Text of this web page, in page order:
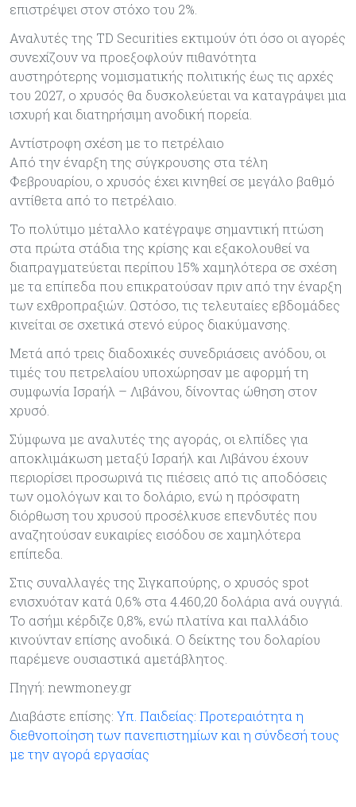
επιστρέψει στον στόχο του 2%.
Αναλυτές της TD Securities εκτιμούν ότι όσο οι αγορές
συνεχίζουν να προεξοφλούν πιθανότητα
αυστηρότερης νομισματικής πολιτικής έως τις αρχές
του 2027, ο χρυσός θα δυσκολεύεται να καταγράψει μια
ισχυρή και διατηρήσιμη ανοδική πορεία.
Αντίστροφη σχέση με το πετρέλαιο
Από την έναρξη της σύγκρουσης στα τέλη
Φεβρουαρίου, ο χρυσός έχει κινηθεί σε μεγάλο βαθμό
αντίθετα από το πετρέλαιο.
Το πολύτιμο μέταλλο κατέγραψε σημαντική πτώση
στα πρώτα στάδια της κρίσης και εξακολουθεί να
διαπραγματεύεται περίπου 15% χαμηλότερα σε σχέση
με τα επίπεδα που επικρατούσαν πριν από την έναρξη
των εχθροπραξιών. Ωστόσο, τις τελευταίες εβδομάδες
κινείται σε σχετικά στενό εύρος διακύμανσης.
Μετά από τρεις διαδοχικές συνεδριάσεις ανόδου, οι
τιμές του πετρελαίου υποχώρησαν με αφορμή τη
συμφωνία Ισραήλ – Λιβάνου, δίνοντας ώθηση στον
χρυσό.
Σύμφωνα με αναλυτές της αγοράς, οι ελπίδες για
αποκλιμάκωση μεταξύ Ισραήλ και Λιβάνου έχουν
περιορίσει προσωρινά τις πιέσεις από τις αποδόσεις
των ομολόγων και το δολάριο, ενώ η πρόσφατη
διόρθωση του χρυσού προσέλκυσε επενδυτές που
αναζητούσαν ευκαιρίες εισόδου σε χαμηλότερα
επίπεδα.
Στις συναλλαγές της Σιγκαπούρης, ο χρυσός spot
ενισχυόταν κατά 0,6% στα 4.460,20 δολάρια ανά ουγγιά.
Το ασήμι κέρδιζε 0,8%, ενώ πλατίνα και παλλάδιο
κινούνταν επίσης ανοδικά. Ο δείκτης του δολαρίου
παρέμενε ουσιαστικά αμετάβλητος.
Πηγή: newmoney.gr
Διαβάστε επίσης: Υπ. Παιδείας: Προτεραιότητα η
διεθνοποίηση των πανεπιστημίων και η σύνδεσή τους
με την αγορά εργασίας